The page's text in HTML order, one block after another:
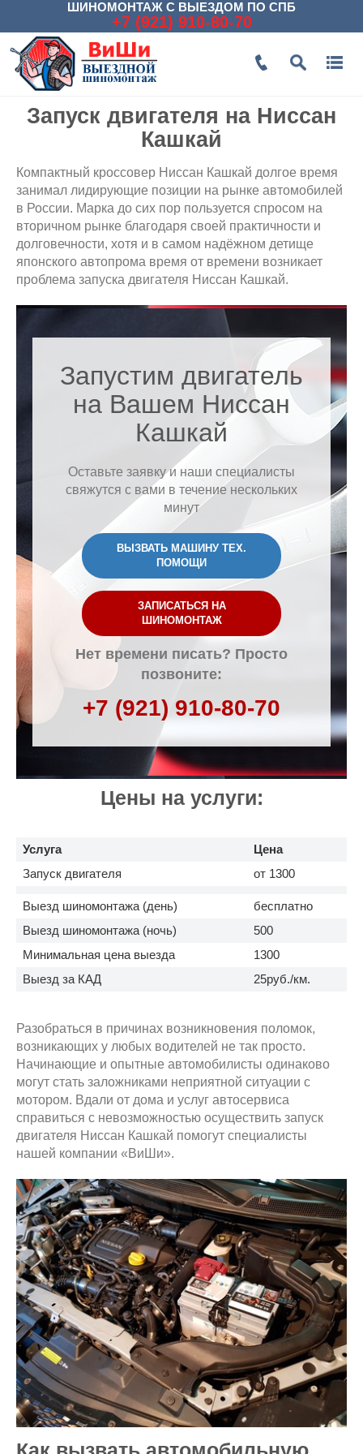
ШИНОМОНТАЖ С ВЫЕЗДОМ ПО СПБ
+7 (921) 910-80-70
Запуск двигателя на Ниссан
Кашкай
Компактный кроссовер Ниссан Кашкай долгое время
занимал лидирующие позиции на рынке автомобилей
в России. Марка до сих пор пользуется спросом на
вторичном рынке благодаря своей практичности и
долговечности, хотя и в самом надёжном детище
японского автопрома время от времени возникает
проблема запуска двигателя Ниссан Кашкай.
Запустим двигатель
на Вашем Ниссан
Кашкай
Оставьте заявку и наши специалисты
свяжутся с вами в течение нескольких
минут
ВЫЗВАТЬ МАШИНУ ТЕХ.
ПОМОЩИ
ЗАПИСАТЬСЯ НА
ШИНОМОНТАЖ
Нет времени писать? Просто
позвоните:
+7 (921) 910-80-70
Цены на услуги:
Услуга
Цена
Запуск двигателя
от 1300
Выезд шиномонтажа (день)
бесплатно
Выезд шиномонтажа (ночь)
500
Минимальная цена выезда
1300
Выезд за КАД
25руб./км.
Разобраться в причинах возникновения поломок,
возникающих у любых водителей не так просто.
Начинающие и опытные автомобилисты одинаково
могут стать заложниками неприятной ситуации с
мотором. Вдали от дома и услуг автосервиса
справиться с невозможностью осуществить запуск
двигателя Ниссан Кашкай помогут специалисты
нашей компании «ВиШи».